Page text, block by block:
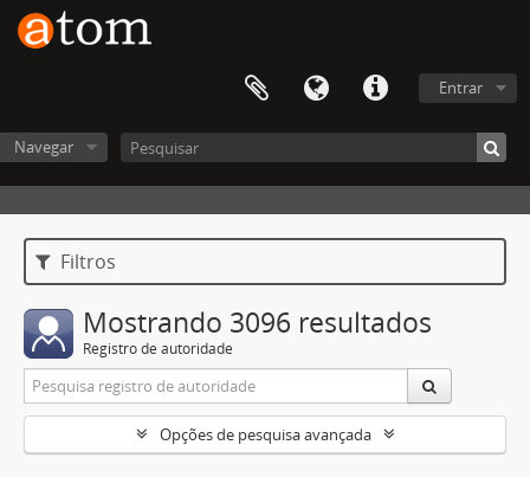
Entrar
Navegar
Filtros
Mostrando 3096 resultados
Registro de autoridade
Opções de pesquisa avançada